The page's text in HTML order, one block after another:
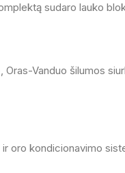
sudaro lauko
, Oras-Vanduo šilumos
oro kondicionavimo